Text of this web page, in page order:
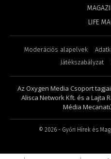
LIFE
Moderációs alapelvek
Játékszabályzat
Az Oxygen Media Csoport
Alisca Network Kft. és a Lajta
Média
© 2026 - Győri Hírek és